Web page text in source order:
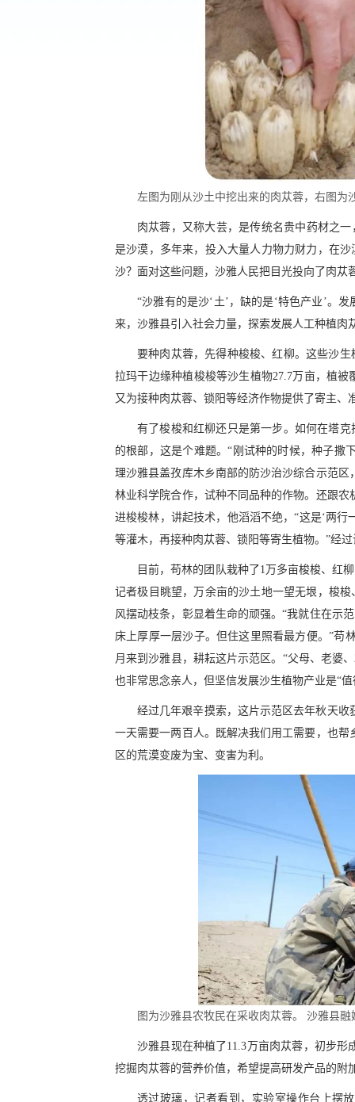
左图为刚从沙土中挖出来的肉苁蓉，右图
肉苁蓉，又称大芸，是传统名贵中药材之
是沙漠，多年来，投入大量人力物力财力，在
沙？面对这些问题，沙雅人民把目光投向了肉苁
“沙雅有的是沙‘土’，缺的是‘特色产业’。
来，沙雅县引入社会力量，探索发展人工种植肉
要种肉苁蓉，先得种梭梭、红柳。这些沙
拉玛干边缘种植梭梭等沙生植物27.7万亩，植
又为接种肉苁蓉、锁阳等经济作物提供了寄主、
有了梭梭和红柳还只是第一步。如何在塔
的根部，这是个难题。“刚试种的时候，种子撒
理沙雅县盖孜库木乡南部的防沙治沙综合示范
林业科学院合作，试种不同品种的作物。还跟
进梭梭林，讲起技术，他滔滔不绝，“这是‘两
等灌木，再接种肉苁蓉、锁阳等寄生植物。”经
目前，苟林的团队栽种了1万多亩梭梭、红
记者极目眺望，万余亩的沙土地一望无垠，梭
风摆动枝条，彰显着生命的顽强。“我就住在示
床上厚厚一层沙子。但住这里照看最方便。”苟
月来到沙雅县，耕耘这片示范区。“父母、老婆
也非常思念亲人，但坚信发展沙生植物产业是“
经过几年艰辛摸索，这片示范区去年秋天收
一天需要一两百人。既解决我们用工需要，也
区的荒漠变废为宝、变害为利。
图为沙雅县农牧民在采收肉苁蓉。 沙雅县融
沙雅县现在种植了11.3万亩肉苁蓉，初步形
挖掘肉苁蓉的营养价值，希望提高研发产品的附
透过玻璃，记者看到，实验室操作台上摆